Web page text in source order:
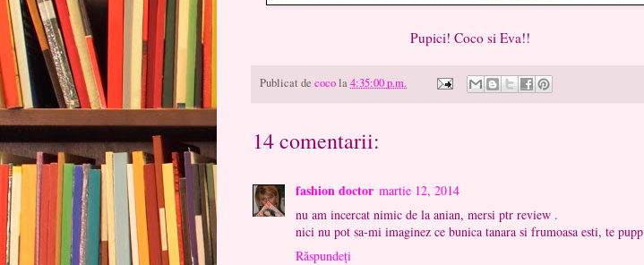
Pupici! Coco si Eva!!
Publicat de cocola4:35:00 p.m.
14 comentarii:
fashion doctor martie 12, 2014
nu am incercat nimic de la anian, mersi ptr review .
nici nu pot sa-mi imaginez ce bunica tanara si frumoasa esti, te pupp
Răspundeți